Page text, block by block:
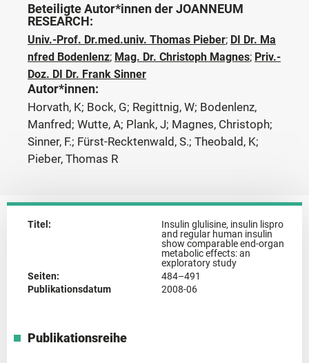
Beteiligte Autor*innen der JOANNEUM
RESEARCH:
Univ.-Prof. Dr.med.univ. Thomas Pieber; DI Dr. Ma
nfred Bodenlenz; Mag. Dr. Christoph Magnes; Priv.-
Doz. DI Dr. Frank Sinner
Autor*innen:
Horvath, K; Bock, G; Regittnig, W; Bodenlenz,
Manfred; Wutte, A; Plank, J; Magnes, Christoph;
Sinner, F.; Fürst-Recktenwald, S.; Theobald, K;
Pieber, Thomas R
Titel:
Insulin glulisine, insulin lispro
and regular human insulin
show comparable end-organ
metabolic effects: an
exploratory study
Seiten:
484–491
Publikationsdatum
2008-06
Publikationsreihe